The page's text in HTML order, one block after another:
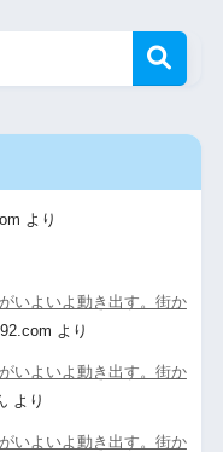
より
いよいよ動き出す。街か
より
いよいよ動き出す。街か
より
いよいよ動き出す。街か